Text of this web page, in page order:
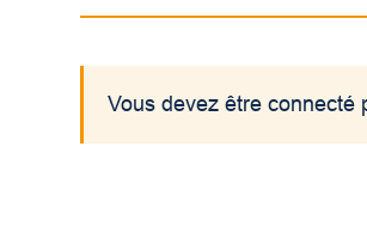
Vous devez être